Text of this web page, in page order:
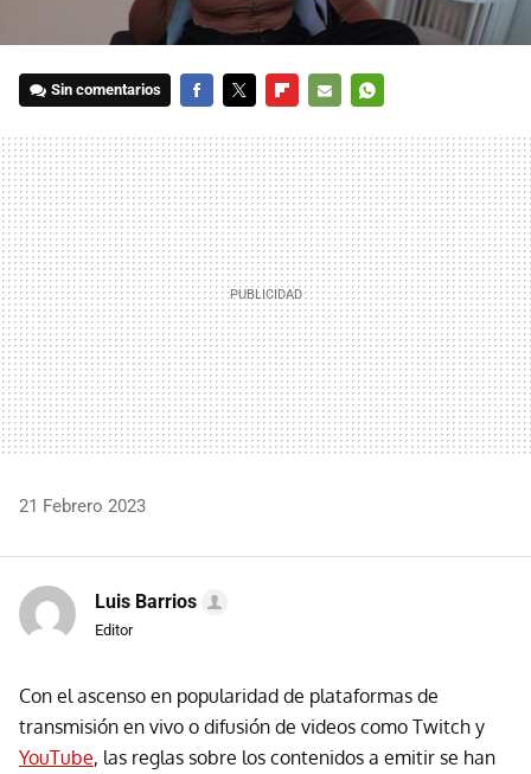
Sin comentarios
MAIL
21 Febrero 2023
Luis Barrios
Editor
Con el ascenso en popularidad de plataformas de
transmisión en vivo o difusión de videos como Twitch y
YouTube, las reglas sobre los contenidos a emitir se han